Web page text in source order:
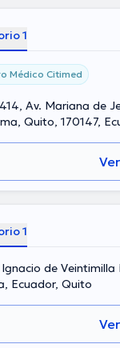
1
Médico Citimed
Av. Mariana de
Quito, 170147,
1
Ignacio de Veintimilla
Ecuador, Quito